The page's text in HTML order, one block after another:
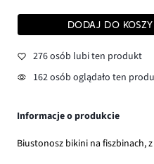
DODAJ DO
276 osób lubi ten produkt
162 osób oglądało ten
Informacje o produkcie
Biustonosz bikini na fiszbinach,